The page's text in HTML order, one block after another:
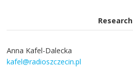
Research
Anna Kafel-Dalecka
kafel@radioszczecin.pl